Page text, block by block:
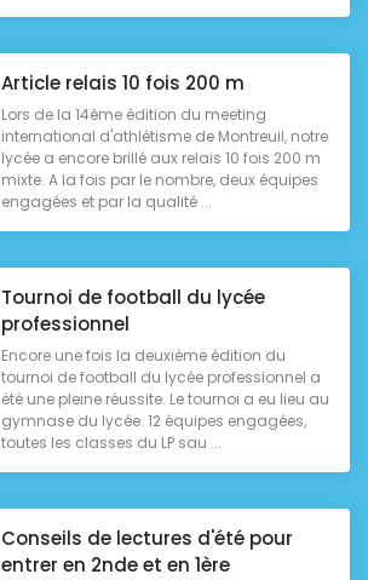
Article relais 10 fois 200 m
Lors de la 14ème édition du meeting
international d'athlétisme de Montreuil, notre
lycée a encore brillé aux relais 10 fois 200 m
mixte. A la fois par le nombre, deux équipes
engagées et par la qualité ...
Tournoi de football du lycée
professionnel
Encore une fois la deuxième édition du
tournoi de football du lycée professionnel a
été une pleine réussite. Le tournoi a eu lieu au
gymnase du lycée. 12 équipes engagées,
toutes les classes du LP sau ...
Conseils de lectures d'été pour
entrer en 2nde et en 1ère